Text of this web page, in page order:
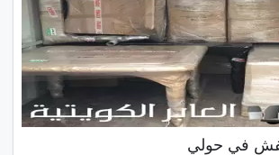
في حولي